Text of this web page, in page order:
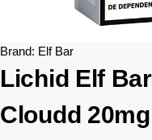
Brand: Elf Bar
Lichid Elf
Cloudd 20mg